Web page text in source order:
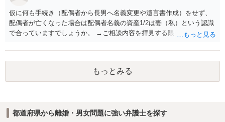
仮に何も手続き（配偶者から長男へ名義変更や遺言書作成）をせず、
配偶者が亡くなった場合は配偶者名義の資産1/2は妻（私）という認識
で合っていますでしょうか。 →ご相談内容を拝見する限りでは、その
完全に所有する場合は、他の相続人に対して自宅の評価額の１/２の代
償金の支払いが必要になります。
もっとみる
都道府県から離婚・男女問題に強い弁護士を探す